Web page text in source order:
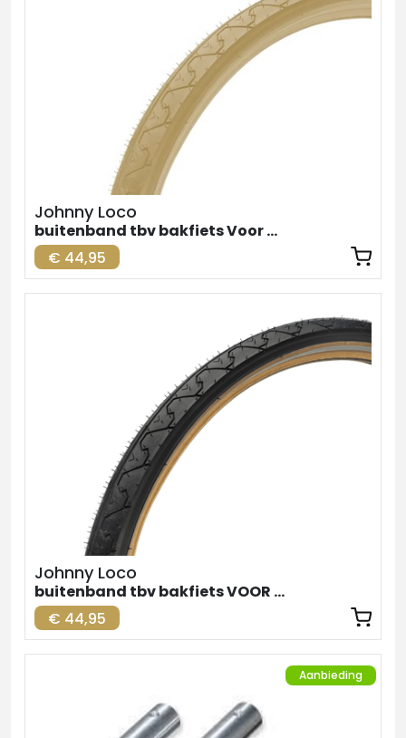
Johnny Loco
buitenband tbv bakfiets Voor Creme 24inch
€ 44,95
Johnny Loco
buitenband tbv bakfiets VOOR zw-br. 24inch
€ 44,95
Aanbieding